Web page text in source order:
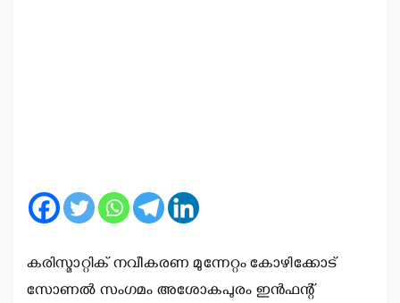
കരിസ്മാറ്റിക് നവീകരണ മുന്നേറ്റം കോഴിക്കോട്
സോണല്‍ സംഗമം അശോകപുരം ഇന്‍ഫന്റ്